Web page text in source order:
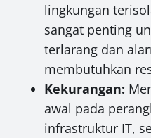
lingkungan
sangat penting
terlarang dan
membutuhkan
Kekurangan:
awal pada
infrastruktur IT,